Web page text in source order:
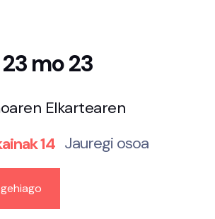
mo 23
Elkartearen
14 Jauregi osoa